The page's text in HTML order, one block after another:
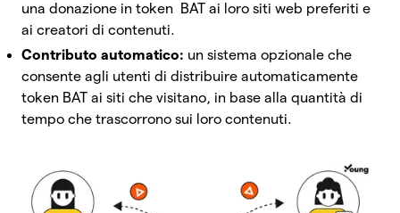
una donazione in token BAT ai loro siti web preferiti e
ai creatori di contenuti.
Contributo automatico: un sistema opzionale che
consente agli utenti di distribuire automaticamente
token BAT ai siti che visitano, in base alla quantità di
tempo che trascorrono sui loro contenuti.